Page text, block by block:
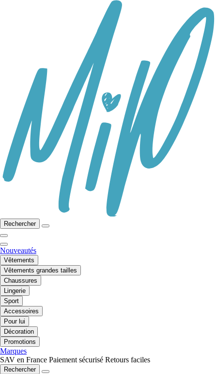
Rechercher
Nouveautés
Vêtements
Vêtements grandes tailles
Chaussures
Lingerie
Sport
Accessoires
Pour lui
Décoration
Promotions
Marques
SAV en France Paiement sécurisé Retours faciles
Rechercher